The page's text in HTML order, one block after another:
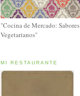
"Cocina de Mercado: Sabores
Vegetarianos"
MI RESTAURANTE